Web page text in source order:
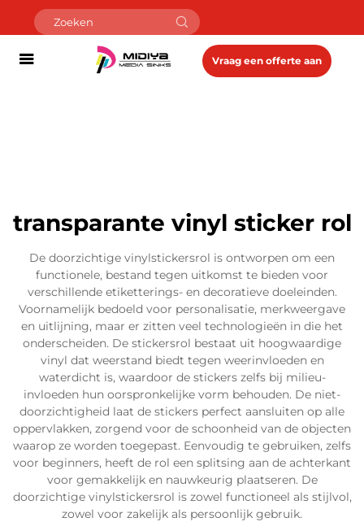
Vraag een offerte aan
transparante vinyl sticker rol
De doorzichtige vinylstickersrol is ontworpen om een
functionele, bestand tegen uitkomst te bieden voor
verschillende etiketterings- en decoratieve doeleinden.
Voornamelijk bedoeld voor personalisatie, merkweergave
en uitlijning, maar er zitten veel technologieën in die het
onderscheiden. De stickersrol bestaat uit hoogwaardige
vinyl dat weerstand biedt tegen weerinvloeden en
waterdicht is, waardoor de stickers zelfs bij milieu-
invloeden hun oorspronkelijke vorm behouden. De niet-
doorzichtigheid laat de stickers perfect aansluiten op alle
oppervlakken, zorgend voor de schoonheid van de objecten
waarop ze worden toegepast. Eenvoudig te gebruiken, zelfs
voor beginners, heeft de rol een splitsing aan de achterkant
voor gemakkelijk en nauwkeurig plaatseren. De
doorzichtige vinylstickersrol is zowel functioneel als stijlvol,
zowel voor zakelijk als persoonlijk gebruik.